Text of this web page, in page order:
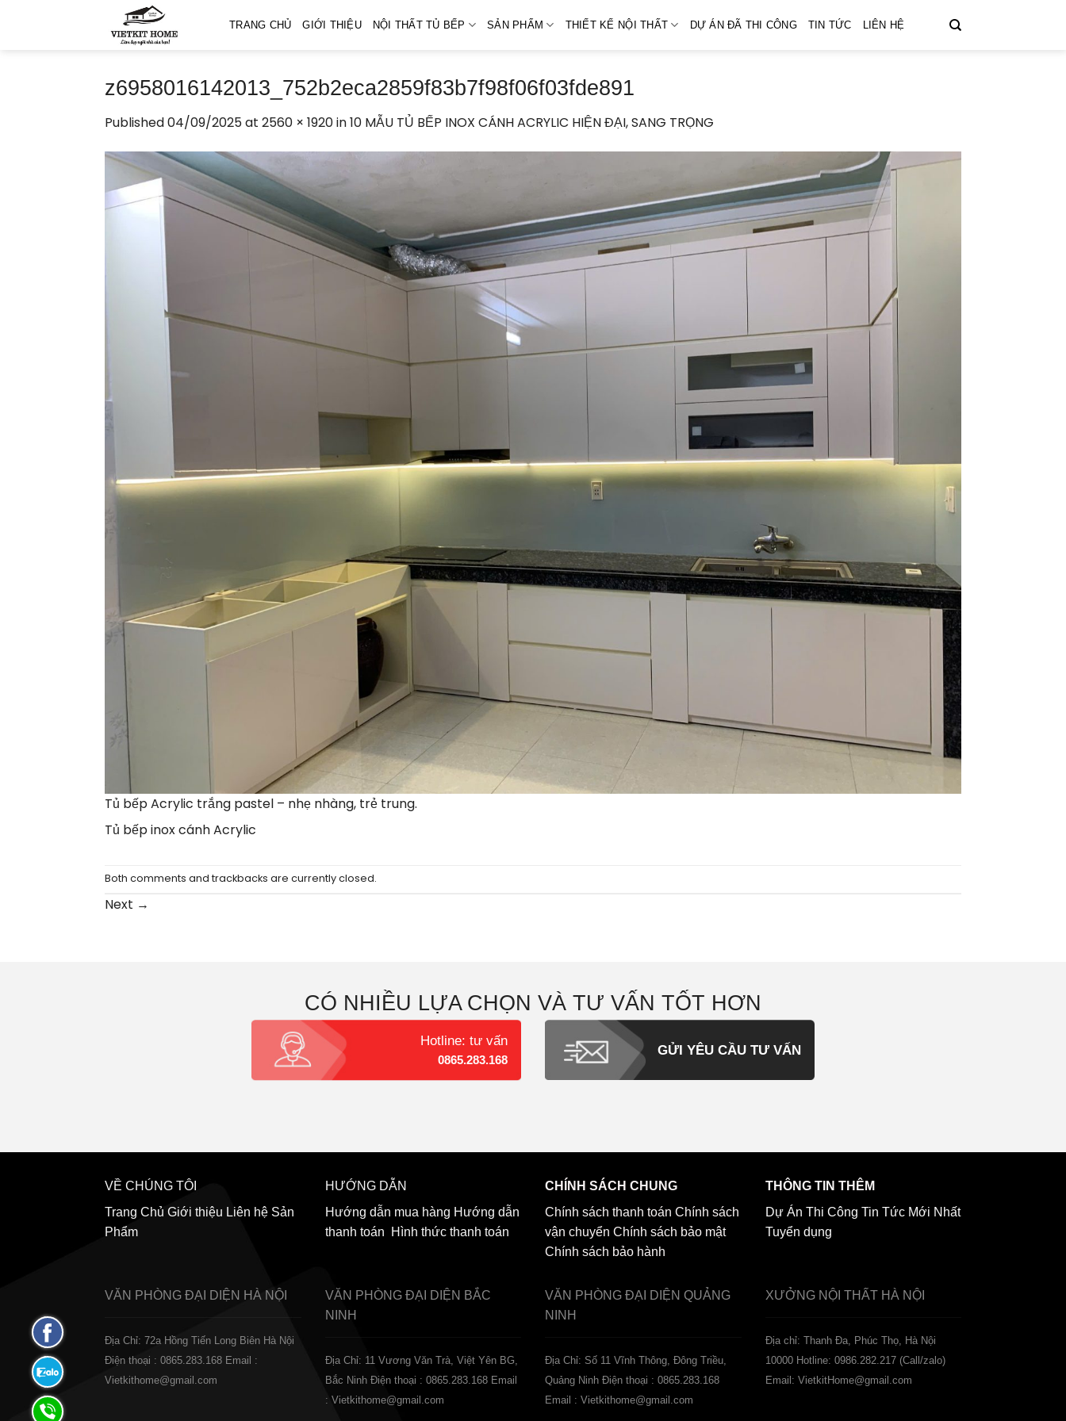
TRANG CHỦ GIỚI THIỆU NỘI THẤT TỦ BẾP SẢN PHẨM THIẾT KẾ NỘI THẤT DỰ ÁN ĐÃ THI CÔNG TIN TỨC LIÊN HỆ
z6958016142013_752b2eca2859f83b7f98f06f03fde891
Published04/09/2025at 2560 × 1920in10 MẪU TỦ BẾP INOX CÁNH ACRYLIC HIỆN ĐẠI, SANG TRỌNG
Tủ bếp Acrylic trắng pastel – nhẹ nhàng, trẻ trung.
Tủ bếp inox cánh Acrylic
Both comments and trackbacks are currently closed.
Next →
CÓ NHIỀU LỰA CHỌN VÀ TƯ VẤN TỐT HƠN
Hotline: tư vấn
0865.283.168
GỬI YÊU CẦU TƯ VẤN
VỀ CHÚNG TÔI
Trang Chủ Giới thiệu Liên hệ Sản
Phẩm
HƯỚNG DẪN
Hướng dẫn mua hàng Hướng dẫn
thanh toán
Hình thức thanh toán
CHÍNH SÁCH CHUNG
Chính sách thanh toán Chính sách
vận chuyển Chính sách bảo mật
Chính sách bảo hành
THÔNG TIN THÊM
Dự Án Thi Công Tin Tức Mới Nhất
Tuyển dụng
VĂN PHÒNG ĐẠI DIỆN HÀ NỘI
Địa Chỉ: 72a Hồng Tiến Long Biên Hà Nội
Điện thoại : 0865.283.168 Email :
Vietkithome@gmail.com
VĂN PHÒNG ĐẠI DIỆN BẮC
NINH
Địa Chỉ: 11 Vương Văn Trà, Việt Yên BG,
Bắc Ninh Điện thoại : 0865.283.168 Email
: Vietkithome@gmail.com
VĂN PHÒNG ĐẠI DIỆN QUẢNG
NINH
Địa Chỉ: Số 11 Vĩnh Thông, Đông Triều,
Quảng Ninh Điện thoại : 0865.283.168
Email : Vietkithome@gmail.com
XƯỞNG NỘI THẤT HÀ NỘI
️Địa chỉ: Thanh Đa, Phúc Thọ, Hà Nội
10000 Hotline: 0986.282.217 (Call/zalo)
Email: VietkitHome@gmail.com
Fanpage
Facebook
Zalo:
0865.283.168
Hotline: